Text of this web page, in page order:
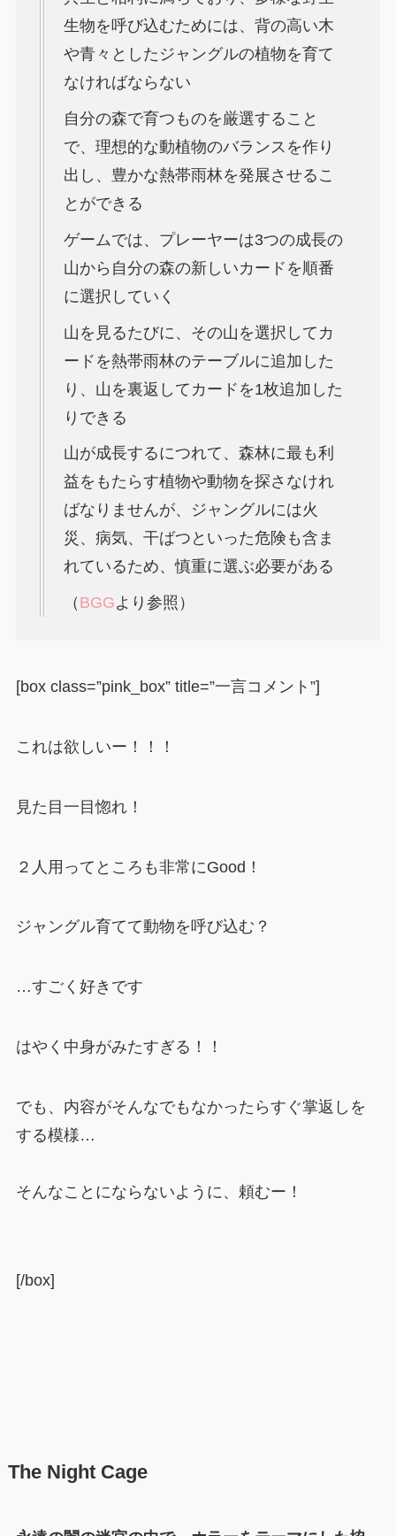
生物を呼び込むためには、背の高い木
や青々としたジャングルの植物を育て
なければならない
自分の森で育つものを厳選すること
で、理想的な動植物のバランスを作り
出し、豊かな熱帯雨林を発展させるこ
とができる
ゲームでは、プレーヤーは3つの成長の
山から自分の森の新しいカードを順番
に選択していく
山を見るたびに、その山を選択してカ
ードを熱帯雨林のテーブルに追加した
り、山を裏返してカードを1枚追加した
りできる
山が成長するにつれて、森林に最も利
益をもたらす植物や動物を探さなけれ
ばなりませんが、ジャングルには火
災、病気、干ばつといった危険も含ま
れているため、慎重に選ぶ必要がある
（ BGGより参照）
[box class=”pink_box” title=”一言コメント”]
これは欲しいー！！！
見た目一目惚れ！
２人用ってところも非常にGood！
ジャングル育てて動物を呼び込む？
…すごく好きです
はやく中身がみたすぎる！！
でも、内容がそんなでもなかったらすぐ掌返しを
する模様…
そんなことにならないように、頼むー！
[/box]
The Night Cage